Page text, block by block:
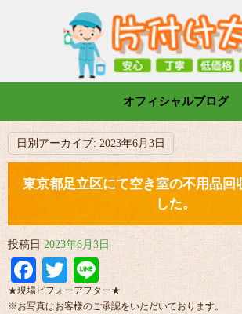
オフィシャルブログ
日別アーカイブ: 2023年6月3日
東京都足立区にて空き室の不用品回
した。
投稿日 2023年6月3日
Facebook
Twitter
Line
★現場ビフォーアフター★
※お写真はお客様のご承認をいただいております。